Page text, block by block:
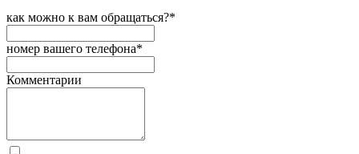
как можно к вам обращаться?*
номер вашего телефона*
Комментарии